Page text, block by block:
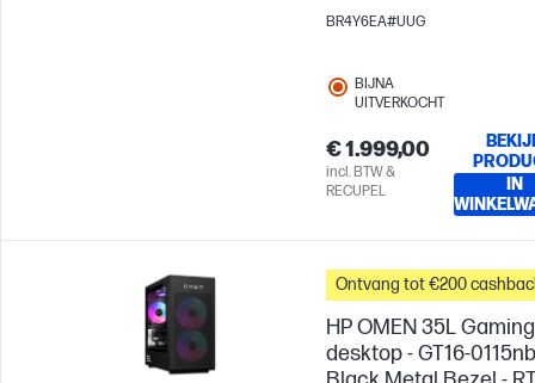
5060 Ti (16 GB)
BR4Y6EA#UUG
BIJNA
UITVERKOCHT
€ 1.999,00
incl. BTW &
RECUPEL
IN
Ontvang tot €200
HP OMEN 35L Gaming
desktop - GT16-